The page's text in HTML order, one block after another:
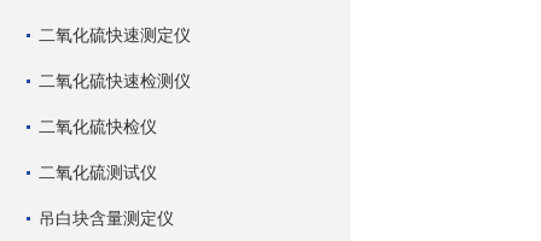
二氧化硫快速测定仪
二氧化硫快速检测仪
二氧化硫快检仪
二氧化硫测试仪
吊白块含量测定仪